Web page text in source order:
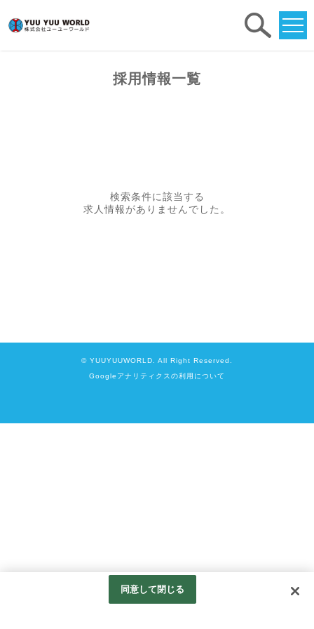
採用情報一覧
検索条件に該当する
求人情報がありませんでした。
© YUUYUUWORLD. All Right Reserved.
Googleアナリティクスの利用について
同意して閉じる